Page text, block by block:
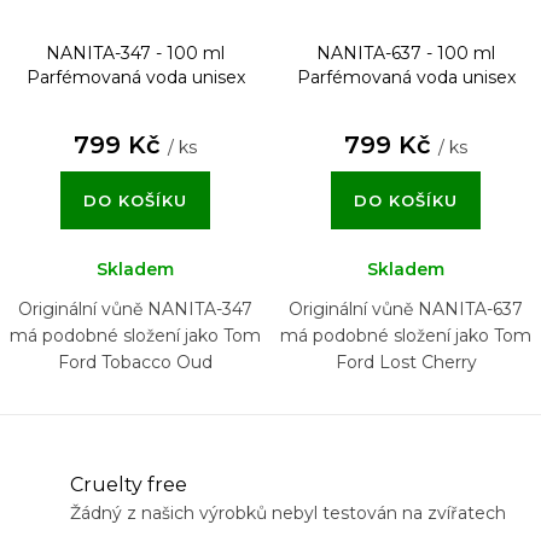
NANITA-347 - 100 ml
Parfémovaná voda unisex
799 Kč / ks
DO KOŠÍKU
Skladem
Originální vůně NANITA-347
má podobné složení jako Tom
Ford Tobacco Oud
NANITA-637 - 100 ml
Parfémovaná voda unisex
799 Kč / ks
DO KOŠÍKU
Skladem
Originální vůně NANITA-637
má podobné složení jako Tom
Ford Lost Cherry
Cruelty free
Žádný z našich výrobků nebyl testován na zvířatech